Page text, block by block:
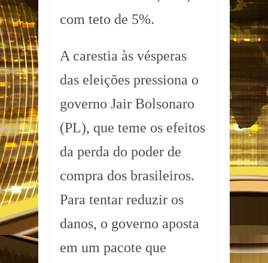
com teto de 5%.
A carestia às vésperas
das eleições pressiona o
governo Jair Bolsonaro
(PL), que teme os efeitos
da perda do poder de
compra dos brasileiros.
Para tentar reduzir os
danos, o governo aposta
em um pacote que